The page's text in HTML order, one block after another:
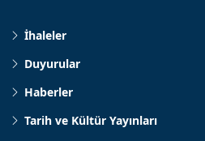
İhaleler
Duyurular
Haberler
Tarih ve Kültür Yayınları